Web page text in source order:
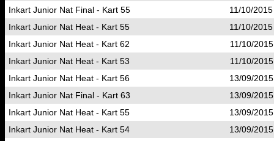
Inkart Junior Nat Final - Kart 55
11/10/
Inkart Junior Nat Heat - Kart 55
11/10/
Inkart Junior Nat Heat - Kart 62
11/10/
Inkart Junior Nat Heat - Kart 53
11/10/
Inkart Junior Nat Heat - Kart 56
13/09/
Inkart Junior Nat Final - Kart 63
13/09/
Inkart Junior Nat Heat - Kart 55
13/09/
Inkart Junior Nat Heat - Kart 54
13/09/